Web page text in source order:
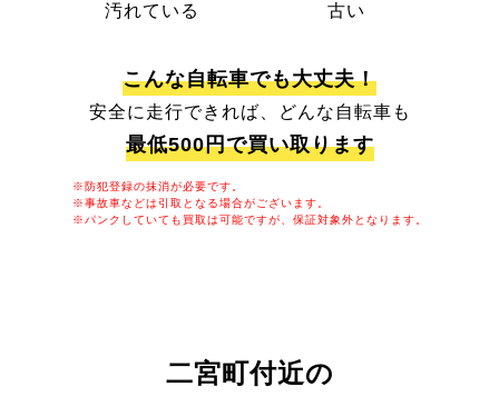
汚れている 古い
こんな自転車でも大丈夫！
安全に走行できれば、どんな自転車も
最低500円で買い取ります
※防犯登録の抹消が必要です。
※事故車などは引取となる場合がございます。
※パンクしていても買取は可能ですが、保証対象外となります。
二宮町付近の